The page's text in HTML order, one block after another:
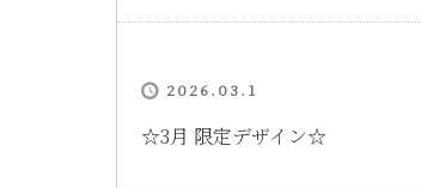
2026.03.1
☆3月 限定デザイン☆